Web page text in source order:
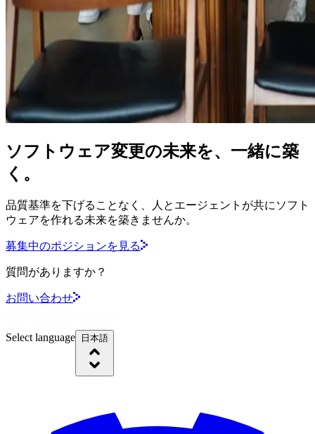
ソフトウェア変更の未来を、一緒に築
く。
品質基準を下げることなく、人とエージェントが共にソフト
ウェアを作れる未来を築きませんか。
募集中のポジションを見る
質問がありますか？
お問い合わせ
Select language 日本語